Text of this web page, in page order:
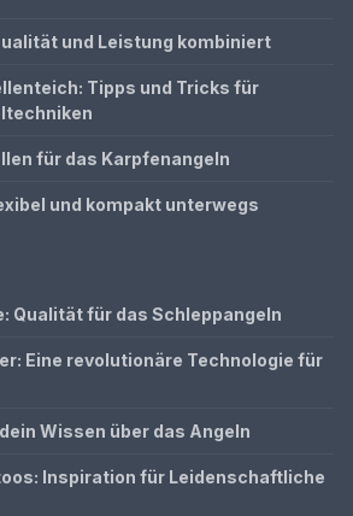
und Leistung kombiniert
Tipps und Tricks für
für das Karpfenangeln
und kompakt unterwegs
Qualität für das Schleppangeln
Eine revolutionäre Technologie für
Wissen über das Angeln
Inspiration für Leidenschaftliche